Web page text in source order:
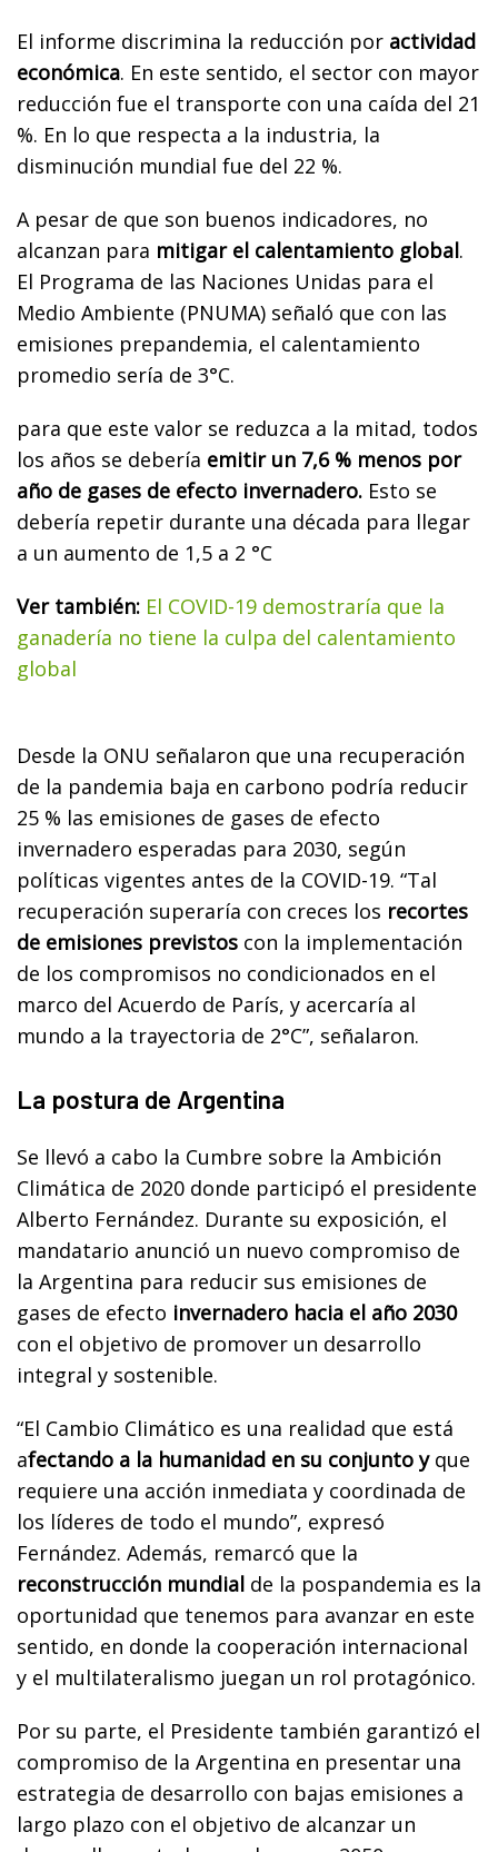
El informe discrimina la reducción por actividad
económica. En este sentido, el sector con mayor
reducción fue el transporte con una caída del 21
%. En lo que respecta a la industria, la
disminución mundial fue del 22 %.
A pesar de que son buenos indicadores, no
alcanzan para mitigar el calentamiento global.
El Programa de las Naciones Unidas para el
Medio Ambiente (PNUMA) señaló que con las
emisiones prepandemia, el calentamiento
promedio sería de 3°C.
para que este valor se reduzca a la mitad, todos
los años se debería emitir un 7,6 % menos por
año de gases de efecto invernadero. Esto se
debería repetir durante una década para llegar
a un aumento de 1,5 a 2 °C
Ver también: El COVID-19 demostraría que la
ganadería no tiene la culpa del calentamiento
global
Desde la ONU señalaron que una recuperación
de la pandemia baja en carbono podría reducir
25 % las emisiones de gases de efecto
invernadero esperadas para 2030, según
políticas vigentes antes de la COVID-19. “Tal
recuperación superaría con creces los recortes
de emisiones previstos con la implementación
de los compromisos no condicionados en el
marco del Acuerdo de París, y acercaría al
mundo a la trayectoria de 2°C”, señalaron.
La postura de Argentina
Se llevó a cabo la Cumbre sobre la Ambición
Climática de 2020 donde participó el presidente
Alberto Fernández. Durante su exposición, el
mandatario anunció un nuevo compromiso de
la Argentina para reducir sus emisiones de
gases de efecto invernadero hacia el año 2030
con el objetivo de promover un desarrollo
integral y sostenible.
“El Cambio Climático es una realidad que está
afectando a la humanidad en su conjunto yque
requiere una acción inmediata y coordinada de
los líderes de todo el mundo”, expresó
Fernández. Además, remarcó que la
reconstrucción mundial de la pospandemia es la
oportunidad que tenemos para avanzar en este
sentido, en donde la cooperación internacional
y el multilateralismo juegan un rol protagónico.
Por su parte, el Presidente también garantizó el
compromiso de la Argentina en presentar una
estrategia de desarrollo con bajas emisiones a
largo plazo con el objetivo de alcanzar un